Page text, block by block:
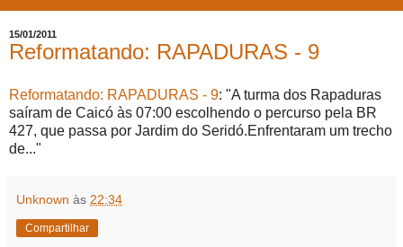
15/01/2011
Reformatando: RAPADURAS - 9
Reformatando: RAPADURAS - 9: "A turma dos Rapaduras
saíram de Caicó às 07:00 escolhendo o percurso pela BR
427, que passa por Jardim do Seridó.Enfrentaram um trecho
de..."
Unknown às 22:34
Compartilhar